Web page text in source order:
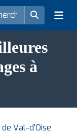
à
Val-d'Oise